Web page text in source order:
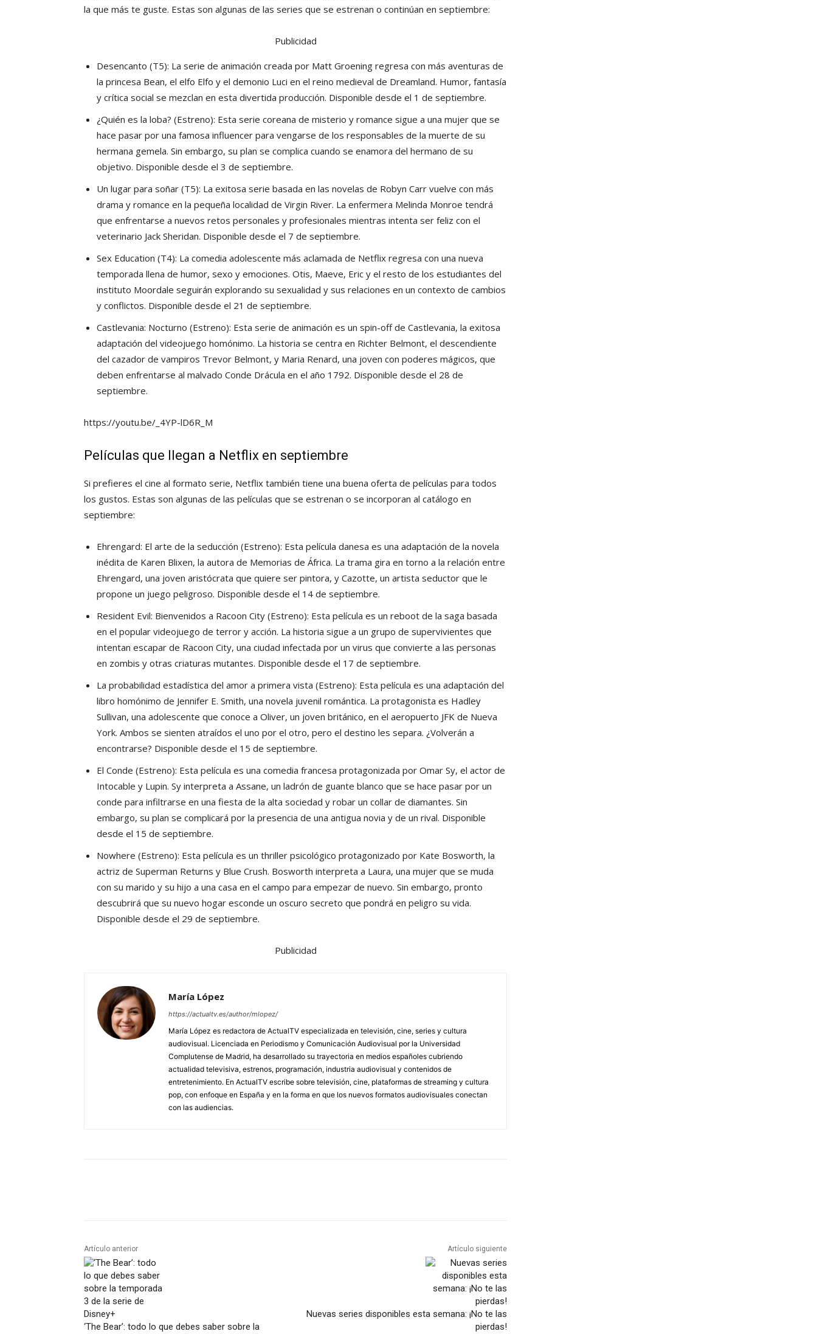
la que más te guste. Estas son algunas de las series que se estrenan o continúan en septiembre:
Publicidad
Desencanto (T5): La serie de animación creada por Matt Groening regresa con más aventuras de
la princesa Bean, el elfo Elfo y el demonio Luci en el reino medieval de Dreamland. Humor, fantasía
y crítica social se mezclan en esta divertida producción. Disponible desde el 1 de septiembre.
¿Quién es la loba? (Estreno): Esta serie coreana de misterio y romance sigue a una mujer que se
hace pasar por una famosa influencer para vengarse de los responsables de la muerte de su
hermana gemela. Sin embargo, su plan se complica cuando se enamora del hermano de su
objetivo. Disponible desde el 3 de septiembre.
Un lugar para soñar (T5): La exitosa serie basada en las novelas de Robyn Carr vuelve con más
drama y romance en la pequeña localidad de Virgin River. La enfermera Melinda Monroe tendrá
que enfrentarse a nuevos retos personales y profesionales mientras intenta ser feliz con el
veterinario Jack Sheridan. Disponible desde el 7 de septiembre.
Sex Education (T4): La comedia adolescente más aclamada de Netflix regresa con una nueva
temporada llena de humor, sexo y emociones. Otis, Maeve, Eric y el resto de los estudiantes del
instituto Moordale seguirán explorando su sexualidad y sus relaciones en un contexto de cambios
y conflictos. Disponible desde el 21 de septiembre.
Castlevania: Nocturno (Estreno): Esta serie de animación es un spin-off de Castlevania, la exitosa
adaptación del videojuego homónimo. La historia se centra en Richter Belmont, el descendiente
del cazador de vampiros Trevor Belmont, y Maria Renard, una joven con poderes mágicos, que
deben enfrentarse al malvado Conde Drácula en el año 1792. Disponible desde el 28 de
septiembre.
https://youtu.be/_4YP-lD6R_M
Películas que llegan a Netflix en septiembre
Si prefieres el cine al formato serie, Netflix también tiene una buena oferta de películas para todos
los gustos. Estas son algunas de las películas que se estrenan o se incorporan al catálogo en
septiembre:
Ehrengard: El arte de la seducción (Estreno): Esta película danesa es una adaptación de la novela
inédita de Karen Blixen, la autora de Memorias de África. La trama gira en torno a la relación entre
Ehrengard, una joven aristócrata que quiere ser pintora, y Cazotte, un artista seductor que le
propone un juego peligroso. Disponible desde el 14 de septiembre.
Resident Evil: Bienvenidos a Racoon City (Estreno): Esta película es un reboot de la saga basada
en el popular videojuego de terror y acción. La historia sigue a un grupo de supervivientes que
intentan escapar de Racoon City, una ciudad infectada por un virus que convierte a las personas
en zombis y otras criaturas mutantes. Disponible desde el 17 de septiembre.
La probabilidad estadística del amor a primera vista (Estreno): Esta película es una adaptación del
libro homónimo de Jennifer E. Smith, una novela juvenil romántica. La protagonista es Hadley
Sullivan, una adolescente que conoce a Oliver, un joven británico, en el aeropuerto JFK de Nueva
York. Ambos se sienten atraídos el uno por el otro, pero el destino les separa. ¿Volverán a
encontrarse? Disponible desde el 15 de septiembre.
El Conde (Estreno): Esta película es una comedia francesa protagonizada por Omar Sy, el actor de
Intocable y Lupin. Sy interpreta a Assane, un ladrón de guante blanco que se hace pasar por un
conde para infiltrarse en una fiesta de la alta sociedad y robar un collar de diamantes. Sin
embargo, su plan se complicará por la presencia de una antigua novia y de un rival. Disponible
desde el 15 de septiembre.
Nowhere (Estreno): Esta película es un thriller psicológico protagonizado por Kate Bosworth, la
actriz de Superman Returns y Blue Crush. Bosworth interpreta a Laura, una mujer que se muda
con su marido y su hijo a una casa en el campo para empezar de nuevo. Sin embargo, pronto
descubrirá que su nuevo hogar esconde un oscuro secreto que pondrá en peligro su vida.
Disponible desde el 29 de septiembre.
Publicidad
María López
https://actualtv.es/author/mlopez/
María López es redactora de ActualTV especializada en televisión, cine, series y cultura
audiovisual. Licenciada en Periodismo y Comunicación Audiovisual por la Universidad
Complutense de Madrid, ha desarrollado su trayectoria en medios españoles cubriendo
actualidad televisiva, estrenos, programación, industria audiovisual y contenidos de
entretenimiento. En ActualTV escribe sobre televisión, cine, plataformas de streaming y cultura
pop, con enfoque en España y en la forma en que los nuevos formatos audiovisuales conectan
con las audiencias.
Artículo anterior
‘The Bear’: todo lo que debes saber sobre la
Artículo siguiente
Nuevas series disponibles esta semana: ¡No te las
pierdas!